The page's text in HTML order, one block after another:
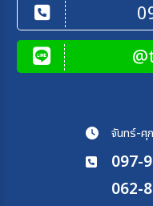
จันทร์-ศุ
097-
062-